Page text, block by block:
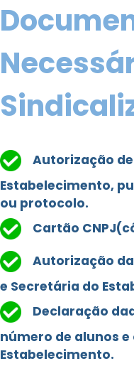
Autorização
Estabelecimento,
ou protocolo.
Cartão
Autorização
e Secretária do
Declaração
número de alunos
Estabelecimento.